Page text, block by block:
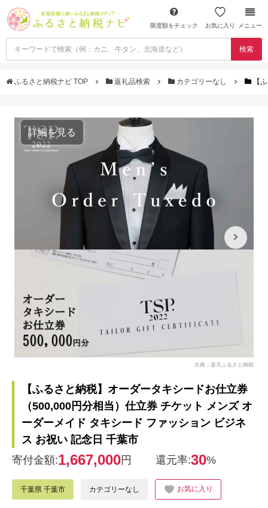
限度額をチェック お気に入り メニュー
検索
ふるさと納税ナビ TOP 返礼品検索 カテゴリーなし 【
詳細を見る
出典：楽天ふるさと納税
【ふるさと納税】オーダータキシードお仕立券
（500,000円分相当）仕立券 チケット メンズ オ
ーダーメイド タキシード ファッション ビジネ
ス お祝い 記念日 千葉市
寄付金額:1,667,000円 還元率:30%
千葉県 千葉市 カテゴリーなし お気に入り